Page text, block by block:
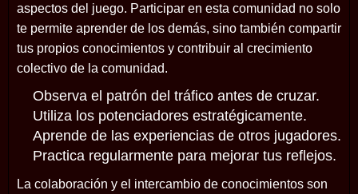
aspectos del juego. Participar en esta comunidad no solo
te permite aprender de los demás, sino también compartir
tus propios conocimientos y contribuir al crecimiento
colectivo de la comunidad.
Observa el patrón del tráfico antes de cruzar.
Utiliza los potenciadores estratégicamente.
Aprende de las experiencias de otros jugadores.
Practica regularmente para mejorar tus reflejos.
La colaboración y el intercambio de conocimientos son